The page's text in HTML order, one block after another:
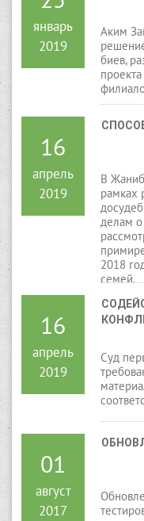
январь
2019
Аким
биев,
16
апрель
2019
В
рамках
делам о
2018
семей.
16
апрель
2019
Суд
01
август
2017